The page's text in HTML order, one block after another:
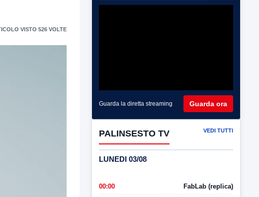
VISTO 526 VOLTE
Guarda la diretta streaming Guarda ora
PALINSESTO TV VEDI TUTTI
LUNEDI 03/08
00:00 FabLab (replica)